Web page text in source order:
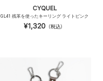
CYQUEL
GL41 残革を使ったキーリング ライトピンク
¥1,320 （税込）